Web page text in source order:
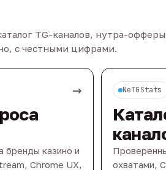
TG-каналов, нутра-
с честными цифрами.
→
бренды казино и
Chrome UX,
NeTGStats
охватами,